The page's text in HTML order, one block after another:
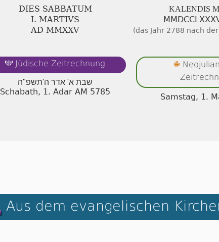
DIES SABBATUM
Ⅰ. MARTIVS
AD ⅯⅯⅩⅩⅤ
KALENDIS
(das Jahr 2788 nach
🕎 Jüdische Zeitrechnung
שבת א' אדר ה'תשפ"ה
Schabath, 1. Adar AM 5785
✙
Samstag, 1.
Aus dem evangelischen